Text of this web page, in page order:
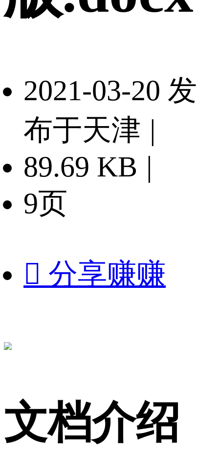
2021-03-20 发
布于天津 |
89.69 KB |
9页
 分享赚赚
文档介绍